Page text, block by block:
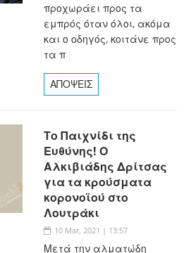
προχωράει προς τα
εμπρός όταν όλοι, ακόμα
και ο οδηγός, κοιτάνε προς
τα π
ΑΠΟΨΕΙΣ
Το Παιχνίδι της
Ευθύνης! Ο
Αλκιβιάδης Δρίτσας
για τα κρούσματα
κορονοϊού στο
Λουτράκι
10 Mar, 2021 | 13:57
Μετά την αλματώδη